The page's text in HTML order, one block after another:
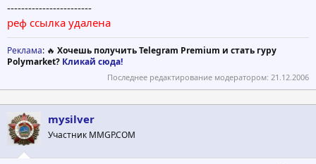
------------------------
реф ссылка удалена
Реклама: 🔥 Хочешь получить Telegram Premium и стать гуру
Polymarket? Кликай сюда!
Последнее редактирование модератором: 21.12.2006
mysilver
Участник MMGP.COM